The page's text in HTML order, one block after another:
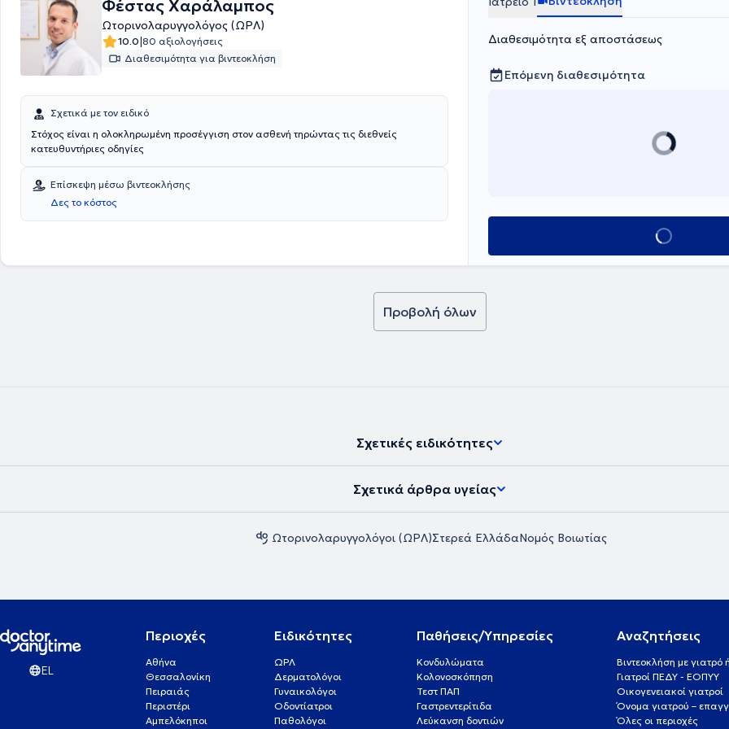
Φέστας Χαράλαμπος
Ωτορινολαρυγγολόγος (ΩΡΛ)
10.0|80 αξιολογήσεις
Διαθεσιμότητα για βιντεοκλήση
Σχετικά με τον ειδικό
Στόχος είναι η ολοκληρωμένη προσέγγιση στoν ασθενή τηρώντας τις διεθνείς
κατευθυντήριες οδηγίες
Επίσκεψη μέσω βιντεοκλήσης
Δες το κόστος
Διαθεσιμότητα εξ αποστάσεως
Επόμενη διαθεσιμότητα
Κλείσε ραντεβού
Προβολή όλων
Σχετικές ειδικότητες
Σχετικά άρθρα υγείας
Ωτορινολαρυγγολόγοι (ΩΡΛ)Στερεά ΕλλάδαΝομός Βοιωτίας
EL
Περιοχές
Αθήνα
Θεσσαλονίκη
Πειραιάς
Περιστέρι
Αμπελόκηποι
Ειδικότητες
ΩΡΛ
Δερματολόγοι
Γυναικολόγοι
Οδοντίατροι
Παθολόγοι
Παθήσεις/Υπηρεσίες
Κονδυλώματα
Κολονοσκόπηση
Τεστ ΠΑΠ
Γαστρεντερίτιδα
Λεύκανση δοντιών
Αναζητήσεις
Βιντεοκλήση με
Γιατροί ΠΕΔΥ - ΕΟΠΥΥ
Οικογενειακοί γιατροί
Όνομα γιατρού –
Όλες οι περιοχές